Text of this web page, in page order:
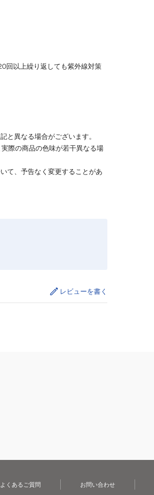
以上繰り返しても紫外線対策
と異なる場合がございます。
際の商品の色味が若干異なる場
て、予告なく変更することがあ
レビューを書く
よくあるご質問 お問い合わせ